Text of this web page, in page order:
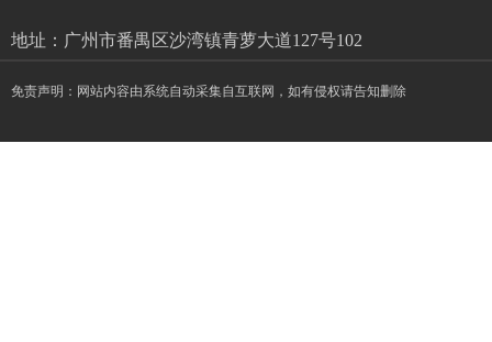
地址：广州市番禺区沙湾镇青萝大道127号102
免责声明：网站内容由系统自动采集自互联网，如有侵权请告知删除